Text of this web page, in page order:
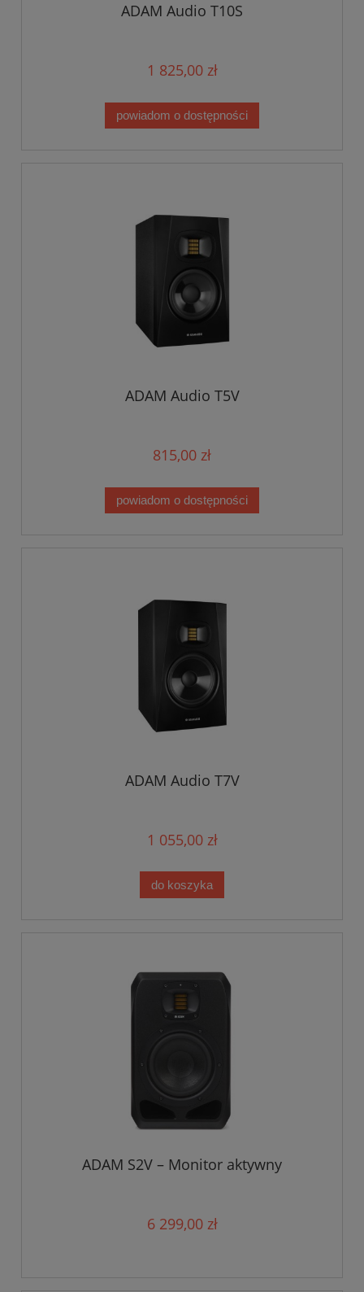
ADAM Audio T10S
1 825,00 zł
powiadom o dostępności
ADAM Audio T5V
815,00 zł
powiadom o dostępności
ADAM Audio T7V
1 055,00 zł
do koszyka
ADAM S2V – Monitor aktywny
6 299,00 zł